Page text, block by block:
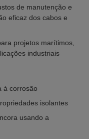
de manutenção e
eficaz dos cabos e
projetos marítimos,
industriais
à corrosão
isolantes
usando a